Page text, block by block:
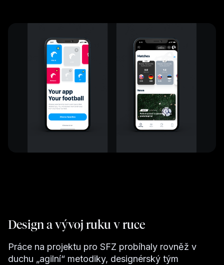
Design a vývoj ruku v ruce
Práce na projektu pro SFZ probíhaly rovněž v
duchu „agilní“ metodiky, designérský tým